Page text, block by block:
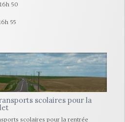
scolaires pour la
scolaires pour la rentrée